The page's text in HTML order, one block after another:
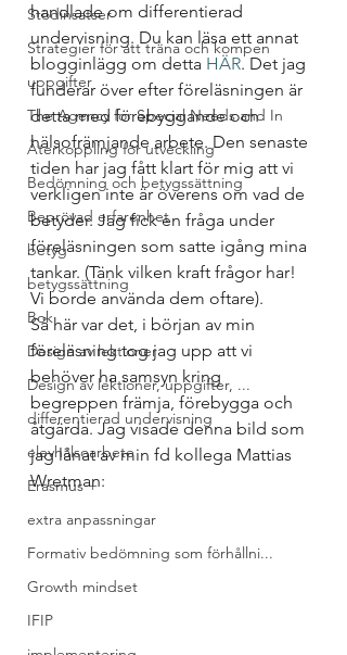
Stödinsatser
Strategier för att träna och kompen
uppgifter
The Agency for Special Needs and In
Återkoppling för utveckling
Bedömning och betygssättning
Beprövad erfarenhet
betyg
betygssättning
Bok
Design av lektioner
Design av lektioner, uppgifter, ...
differentierad undervisning
elevhälsoarbete
Erasmus +
extra anpassningar
Formativ bedömning som förhållni...
Growth mindset
IFIP
handlade om differentierad
undervisning. Du kan läsa ett annat
blogginlägg om detta HÄR. Det jag
funderar över efter föreläsningen är
detta med förebyggande och
hälsofrämjande arbete. Den senaste
tiden har jag fått klart för mig att vi
verkligen inte är överens om vad de
betyder. Jag fick en fråga under
föreläsningen som satte igång mina
tankar. (Tänk vilken kraft frågor har!
Vi borde använda dem oftare).
Så här var det, i början av min
föreläsning tog jag upp att vi
behöver ha samsyn kring
begreppen främja, förebygga och
åtgärda. Jag visade denna bild som
jag lånat av min fd kollega Mattias
Wretman: